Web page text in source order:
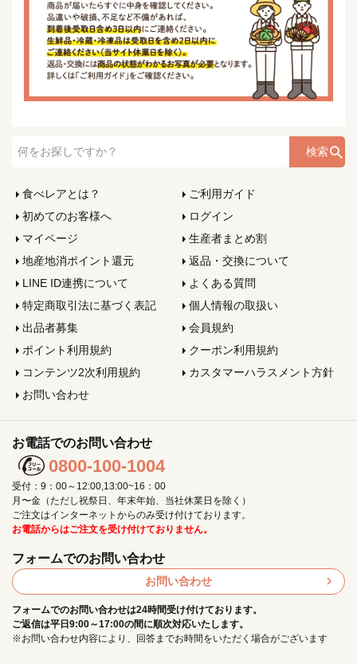
検索
食べレアとは？
ご利用ガイド
初めてのお客様へ
ログイン
マイページ
生産者まとめ割
地産地消ポイント還元
返品・交換について
LINE ID連携について
よくある質問
特定商取引法に基づく表記
個人情報の取扱い
出品者募集
会員規約
ポイント利用規約
クーポン利用規約
コンテンツ2次利用規約
カスタマーハラスメント方針
お問い合わせ
お電話でのお問い合わせ
0800-100-1004
受付：9：00～12:00,13:00~16：00
月〜金（ただし祝祭日、年末年始、当社休業日を除く）
ご注文はインターネットからのみ受け付けております。
お電話からはご注文を受け付けておりません。
フォームでのお問い合わせ
お問い合わせ
フォームでのお問い合わせは24時間受け付けております。
ご返信は平日9:00～17:00の間に順次対応いたします。
※お問い合わせ内容により、回答までお時間をいただく場合がございます